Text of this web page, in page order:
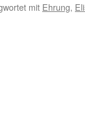
mit Ehrung,